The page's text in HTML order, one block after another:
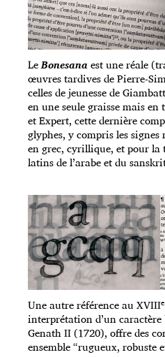
LeBonesanaest une réale
œuvres tardives de Pierre-
celles de jeunesse de
en une seule graisse mais
et Expert, cette dernière
glyphes, y compris les
en grec, cyrillique, et pour
latins de l’arabe et du
Une autre référence au XVIIIe
interprétation d’un
Genath II (1720), offre des
ensemble “rugueux, robuste